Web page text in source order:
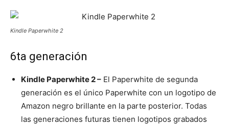
Kindle Paperwhite 2
6ta generación
Kindle Paperwhite 2 – El Paperwhite de segunda
generación es el único Paperwhite con un logotipo de
Amazon negro brillante en la parte posterior. Todas
las generaciones futuras tienen logotipos grabados